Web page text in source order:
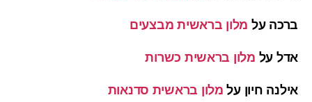
ברכה על מלון בראשית מבצעים
אדל על מלון בראשית כשרות
אילנה חיון על מלון בראשית סדנאות